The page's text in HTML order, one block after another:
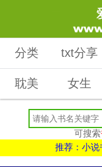
分类 txt分享
耽美 女生
可搜索
推荐：小